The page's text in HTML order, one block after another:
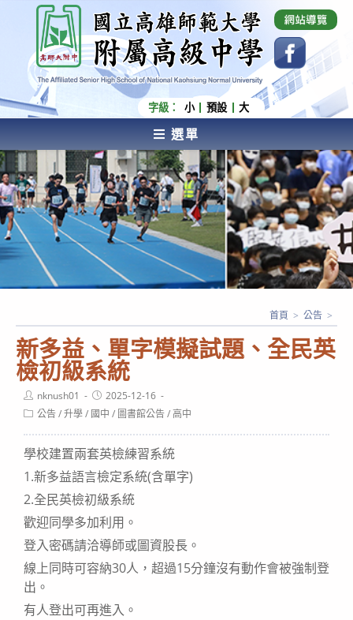
內
容
國立高雄師範大學附屬高級中學 Affiliated Senior
High School of National Kaohsiung Normal
University
字級： 小 預設 大
選單
AFFILIATED SENIOR HIGH SCHOOL OF NATIONAL
KAOHSIUNG NORMAL UNIVERSITY
新多益、單字模擬試題、全民英
檢初級系統
首頁 > 公告 >
Post
author:
nknush01
Post
published:
2025-12-16
Post公告/升學/ 國中 / 圖書館公告/高中
學校建置兩套英檢練習系統
1.新多益語言檢定系統(含單字)
2.全民英檢初級系統
歡迎同學多加利用。
登入密碼請洽導師或圖資股長。
線上同時可容納30人，超過15分鐘沒有動作會被強制登
出。
有人登出可再進入。